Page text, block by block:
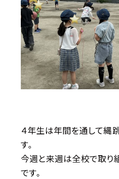
４年生は年間を通して縄
す。
今週と来週は全校で取り
です。